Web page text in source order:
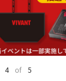
4 of 5